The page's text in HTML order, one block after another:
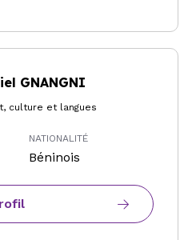
GNANGNI
culture et langues
NATIONALITÉ
Béninois